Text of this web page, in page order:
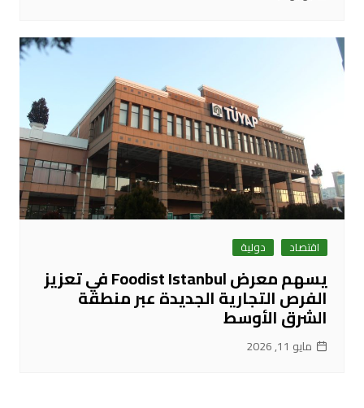
اقتصاد دولية
يسهم معرض Foodist Istanbul في تعزيز
الفرص التجارية الجديدة عبر منطقة
الشرق الأوسط
مايو 11, 2026